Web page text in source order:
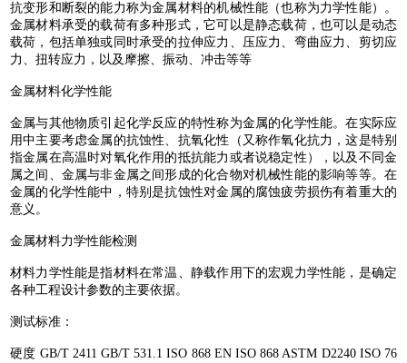
抗变形和断裂的能力称为金属材料的机械性能（也称为力学性能）。
金属材料承受的载荷有多种形式，它可以是静态载荷，也可以是动态
载荷，包括单独或同时承受的拉伸应力、压应力、弯曲应力、剪切应
力、扭转应力，以及摩擦、振动、冲击等等
金属材料化学性能
金属与其他物质引起化学反应的特性称为金属的化学性能。在实际应
用中主要考虑金属的抗蚀性、抗氧化性（又称作氧化抗力，这是特别
指金属在高温时对氧化作用的抵抗能力或者说稳定性），以及不同金
属之间、金属与非金属之间形成的化合物对机械性能的影响等等。在
金属的化学性能中，特别是抗蚀性对金属的腐蚀疲劳损伤有着重大的
意义。
金属材料力学性能检测
材料力学性能是指材料在常温、静载作用下的宏观力学性能，是确定
各种工程设计参数的主要依据。
测试标准：
硬度 GB/T 2411 GB/T 531.1 ISO 868 EN ISO 868 ASTM D2240 ISO 76